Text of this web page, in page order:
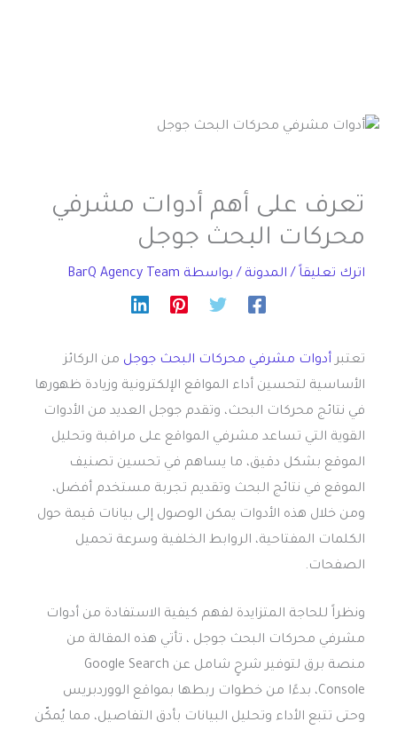
تعرف على أهم أدوات مشرفي
محركات البحث جوجل
اترك تعليقاً / المدونة / بواسطة BarQ Agency Team
تعتبر أدوات مشرفي محركات البحث جوجل من الركائز
الأساسية لتحسين أداء المواقع الإلكترونية وزيادة ظهورها
في نتائج محركات البحث، وتقدم جوجل العديد من الأدوات
القوية التي تساعد مشرفي المواقع على مراقبة وتحليل
الموقع بشكل دقيق، ما يساهم في تحسين تصنيف
الموقع في نتائج البحث وتقديم تجربة مستخدم أفضل،
ومن خلال هذه الأدوات يمكن الوصول إلى بيانات قيمة حول
الكلمات المفتاحية، الروابط الخلفية وسرعة تحميل
الصفحات.
ونظراً للحاجة المتزايدة لفهم كيفية الاستفادة من أدوات
مشرفي محركات البحث جوجل ، تأتي هذه المقالة من
منصة برق لتوفير شرحٍ شامل عن Google Search
Console، بدءًا من خطوات ربطها بمواقع الووردبريس
وحتى تتبع الأداء وتحليل البيانات بأدق التفاصيل، مما يُمكّن